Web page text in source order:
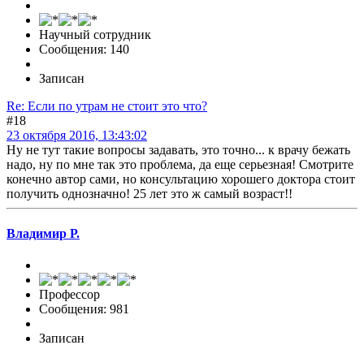
Научный сотрудник
Сообщения: 140
Записан
Re: Если по утрам не стоит это что?
#18
23 октября 2016, 13:43:02
Ну не тут такие вопросы задавать, это точно... к врачу бежать
надо, ну по мне так это проблема, да еще серьезная! Смотрите
конечно автор сами, но консультацию хорошего доктора стоит
получить однозначно! 25 лет это ж самый возраст!!
Владимир Р.
Профессор
Сообщения: 981
Записан